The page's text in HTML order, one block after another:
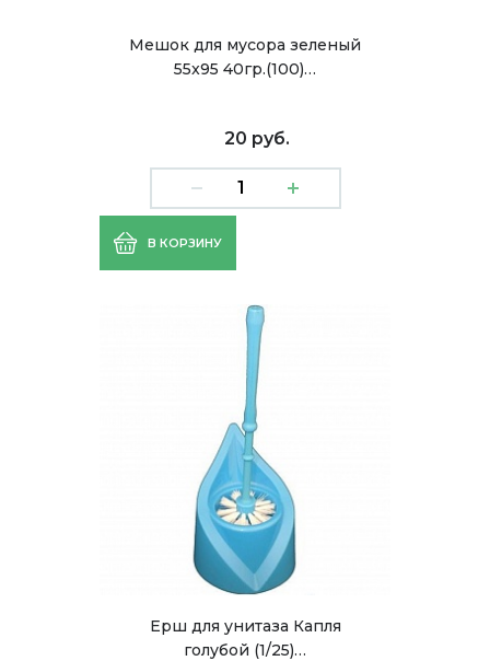
Мешок для мусора зеленый
55x95 40гр.(100)…
20 руб.
В КОРЗИНУ
Ерш для унитаза Капля
голубой (1/25)…